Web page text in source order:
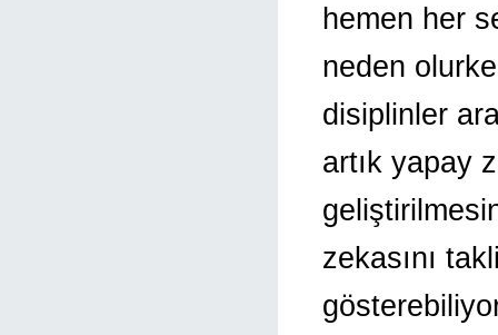
hemen her
neden
disiplinler
artık yapay
zekasını